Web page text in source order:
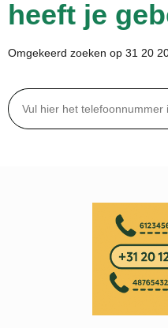
heeft je
Omgekeerd zoeken op 31 20